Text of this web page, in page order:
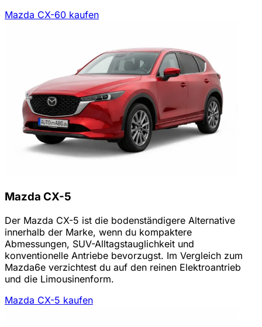
Mazda CX-60 kaufen
Mazda CX-5
Der Mazda CX-5 ist die bodenständigere Alternative
innerhalb der Marke, wenn du kompaktere
Abmessungen, SUV-Alltagstauglichkeit und
konventionelle Antriebe bevorzugst. Im Vergleich zum
Mazda6e verzichtest du auf den reinen Elektroantrieb
und die Limousinenform.
Mazda CX-5 kaufen